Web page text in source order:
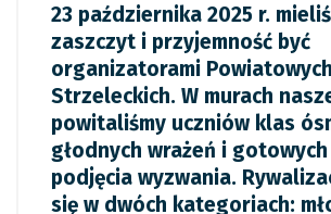
23 października 2025 r.
zaszczyt i przyjemność być
organizatorami
Strzeleckich. W murach
powitaliśmy uczniów klas
głodnych wrażeń i
podjęcia wyzwania.
się w dwóch kategoriach: